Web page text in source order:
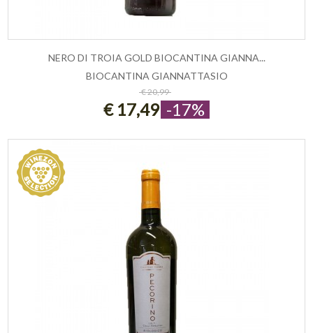
ESAURITO
NERO DI TROIA GOLD BIOCANTINA GIANNA...
BIOCANTINA GIANNATTASIO
€ 20,99
€ 17,49 -17%